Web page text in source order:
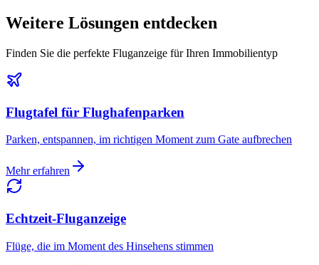
Weitere Lösungen entdecken
Finden Sie die perfekte Fluganzeige für Ihren Immobilientyp
Flugtafel für Flughafenparken
Parken, entspannen, im richtigen Moment zum Gate aufbrechen
Mehr erfahren
Echtzeit-Fluganzeige
Flüge, die im Moment des Hinsehens stimmen